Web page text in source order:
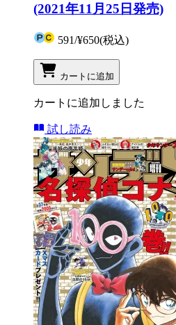
(2021年11月25日発売)
591/¥650(税込)
カートに追加
カートに追加しました
試し読み